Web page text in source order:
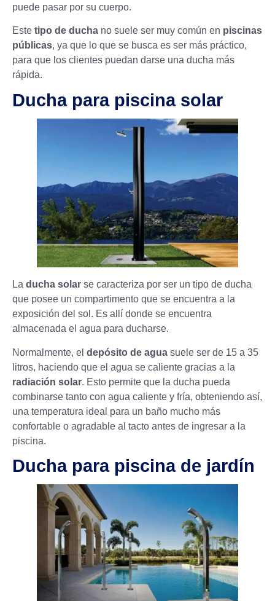
puede pasar por su cuerpo.
Este tipo de ducha no suele ser muy común en piscinas
públicas, ya que lo que se busca es ser más práctico,
para que los clientes puedan darse una ducha más
rápida.
Ducha para piscina solar
La ducha solar se caracteriza por ser un tipo de ducha
que posee un compartimento que se encuentra a la
exposición del sol. Es allí donde se encuentra
almacenada el agua para ducharse.
Normalmente, el depósito de agua suele ser de 15 a 35
litros, haciendo que el agua se caliente gracias a la
radiación solar. Esto permite que la ducha pueda
combinarse tanto con agua caliente y fría, obteniendo así,
una temperatura ideal para un baño mucho más
confortable o agradable al tacto antes de ingresar a la
piscina.
Ducha para piscina de jardín